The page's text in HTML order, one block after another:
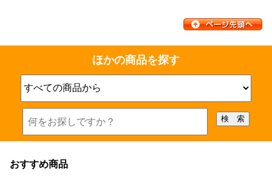
ほかの商品を探す
おすすめ商品